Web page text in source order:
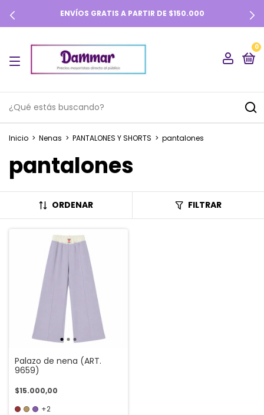
ENVÍOS GRATIS A PARTIR DE $150.000
0
Inicio > Nenas > PANTALONES Y SHORTS > pantalones
pantalones
ORDENAR FILTRAR
Palazo de nena (ART.
9659)
$15.000,00
+2